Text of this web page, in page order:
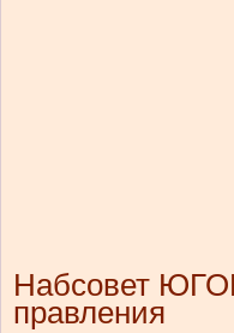
Набсовет
правления